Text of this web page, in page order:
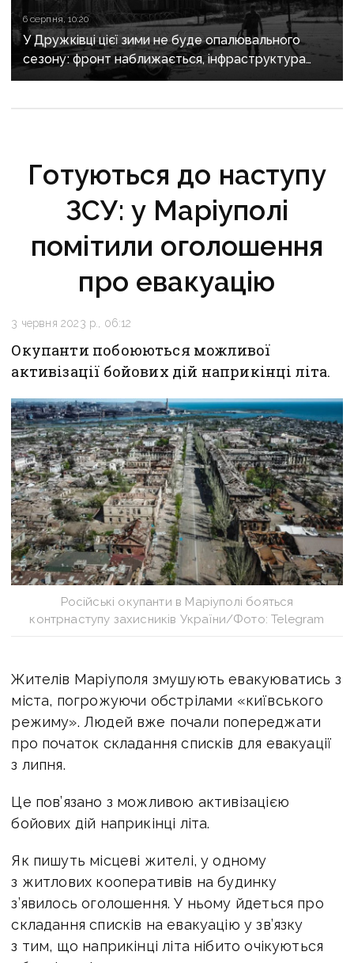
6 серпня, 10:20
У Дружківці цієї зими не буде опалювального
сезону: фронт наближається, інфраструктура
критично зруйнована
Готуються до наступу
ЗСУ: у Маріуполі
помітили оголошення
про евакуацію
3 червня 2023 р., 06:12
Окупанти побоюються можливої
активізації бойових дій наприкінці літа.
Російські окупанти в Маріуполі бояться
контрнаступу захисників України/Фото: Telegram
Жителів Маріуполя змушують евакуюватись з
міста, погрожуючи обстрілами «київського
режиму». Людей вже почали попереджати
про початок складання списків для евакуації
з липня.
Це пов’язано з можливою активізацією
бойових дій наприкінці літа.
Як пишуть місцеві жителі, у одному
з житлових кооперативів на будинку
з’явилось оголошення. У ньому йдеться про
складання списків на евакуацію у зв’язку
з тим, що наприкінці літа нібито очікуються